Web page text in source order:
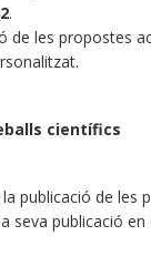
.
les propostes
científics
publicació de
seva publicació